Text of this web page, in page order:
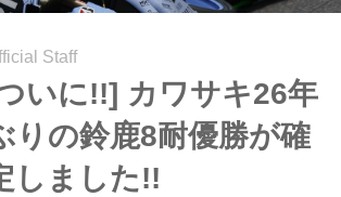
Staff
いに!!] カワサキ26年
りの鈴鹿8耐優勝が確
しました!!